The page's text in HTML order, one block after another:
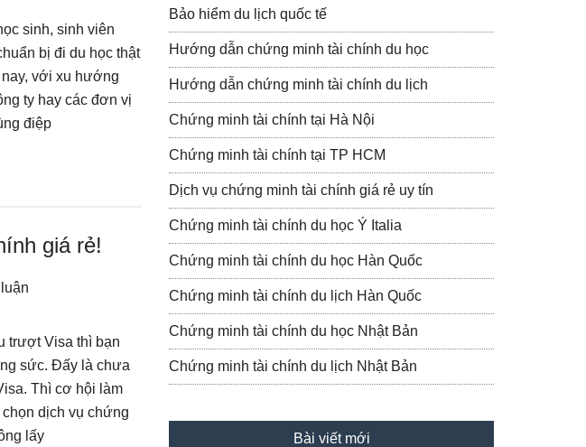
sinh, sinh viên
bị đi du học thật
với xu hướng
ty hay các đơn vị
điệp
giá rẻ!
trượt Visa thì bạn
sức. Đấy là chưa
Thì cơ hội làm
dịch vụ chứng
lấy
Bảo hiểm du lịch quốc tế
Hướng dẫn chứng minh tài chính du học
Hướng dẫn chứng minh tài chính du lịch
Chứng minh tài chính tại Hà Nội
Chứng minh tài chính tại TP HCM
Dịch vụ chứng minh tài chính giá rẻ uy tín
Chứng minh tài chính du học Ý Italia
Chứng minh tài chính du học Hàn Quốc
Chứng minh tài chính du lịch Hàn Quốc
Chứng minh tài chính du học Nhật Bản
Chứng minh tài chính du lịch Nhật Bản
Bài viết mới